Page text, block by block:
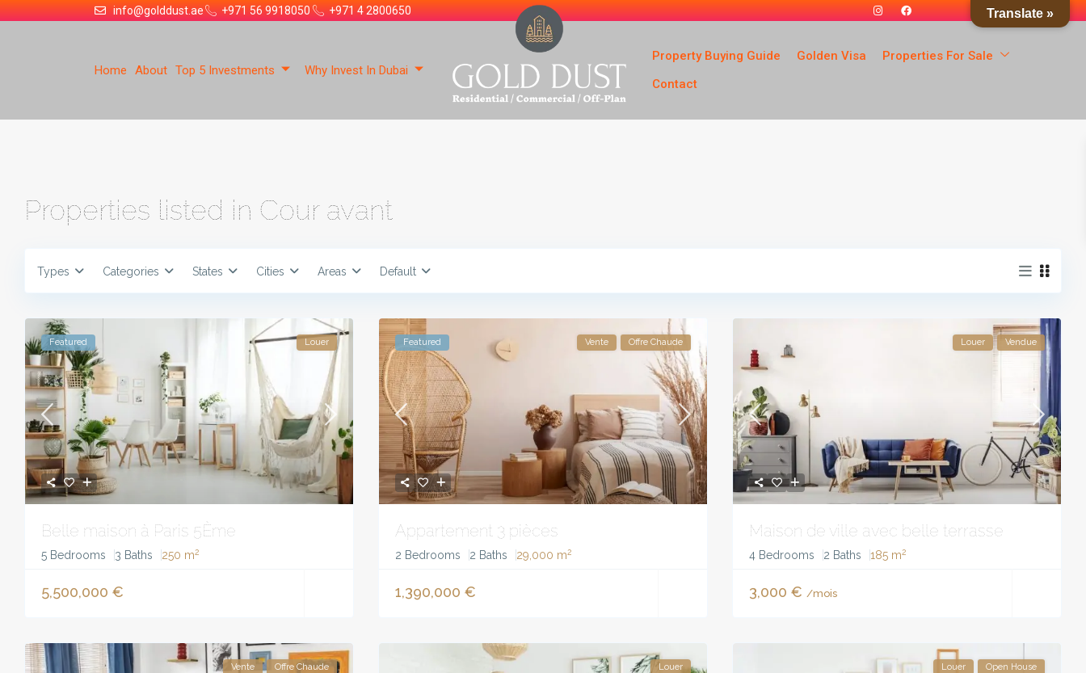
info@golddust.ae +971 56 9918050 +971 4 2800650
Home About Top 5 Investments Why Invest In Dubai
Property Buying Guide Golden Visa
Properties For Sale
Contact
Properties listed in Cour avant
Types Categories States Cities Areas Default
Featured Louer
Belle maison à Paris 5Ème
5 Bedrooms 3 Baths 250 m2
5,500,000 €
Featured Vente Offre Chaude
Appartement 3 pièces
2 Bedrooms 2 Baths 29,000 m2
1,390,000 €
Louer Vendue
Maison de ville avec belle terrasse
4 Bedrooms 2 Baths 185 m2
3,000 € /mois
Vente Offre Chaude Louer Louer Open House
Translate »